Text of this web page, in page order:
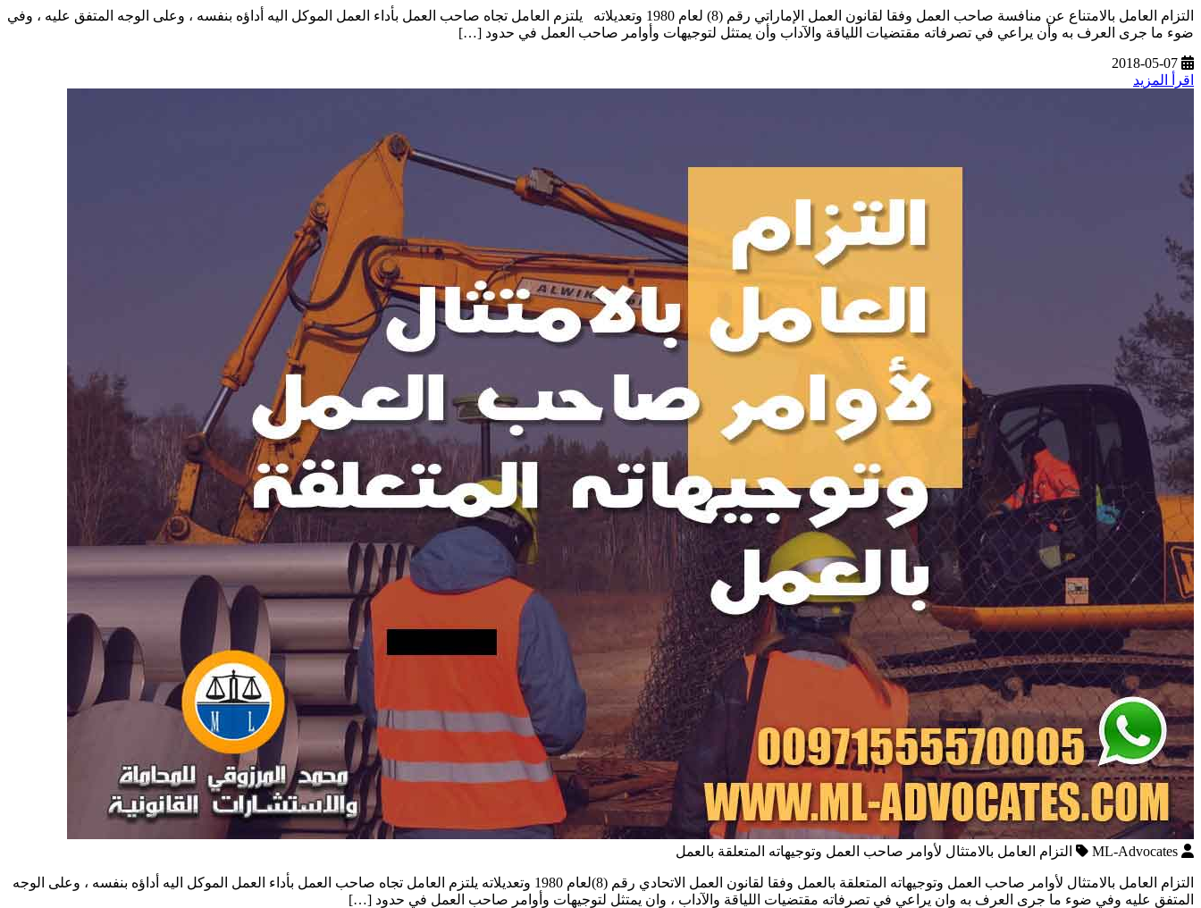
التزام العامل بالامتناع عن منافسة صاحب العمل وفقا لقانون العمل الإماراتي رقم (8) لعام 1980 وتعديلاته يلتزم العامل تجاه صاحب العمل بأداء العمل الموكل اليه أداؤه بنفسه ، وعلى الوجه المتفق عليه ، وفي
ضوء ما جرى العرف به وأن يراعي في تصرفاته مقتضيات اللياقة والآداب وأن يمتثل لتوجيهات وأوامر صاحب العمل في حدود […]
2018-05-07
اقرأ المزيد
ML-Advocates التزام العامل بالامتثال لأوامر صاحب العمل وتوجيهاته المتعلقة بالعمل
التزام العامل بالامتثال لأوامر صاحب العمل وتوجيهاته المتعلقة بالعمل وفقا لقانون العمل الاتحادي رقم (8)لعام 1980 وتعديلاته يلتزم العامل تجاه صاحب العمل بأداء العمل الموكل اليه أداؤه بنفسه ، وعلى الوجه
المتفق عليه وفي ضوء ما جرى العرف به وان يراعي في تصرفاته مقتضيات اللياقة والآداب ، وان يمتثل لتوجيهات وأوامر صاحب العمل في حدود […]